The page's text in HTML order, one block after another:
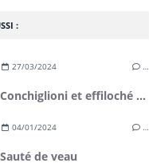
:
27/03/2024 …
Conchiglioni et effiloché de plat de côte de boeuf
04/01/2024 …
Sauté de veau